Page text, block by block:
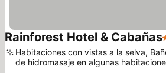
Rainforest Hotel & Cabañas
Habitaciones con vistas a la selva,
de hidromasaje en algunas